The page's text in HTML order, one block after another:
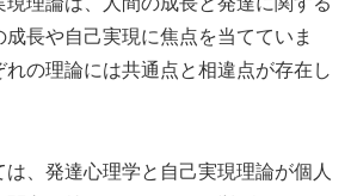
長や自己実現に焦点を当てていま
の理論には共通点と相違点が存在し
は、発達心理学と自己実現理論が個人